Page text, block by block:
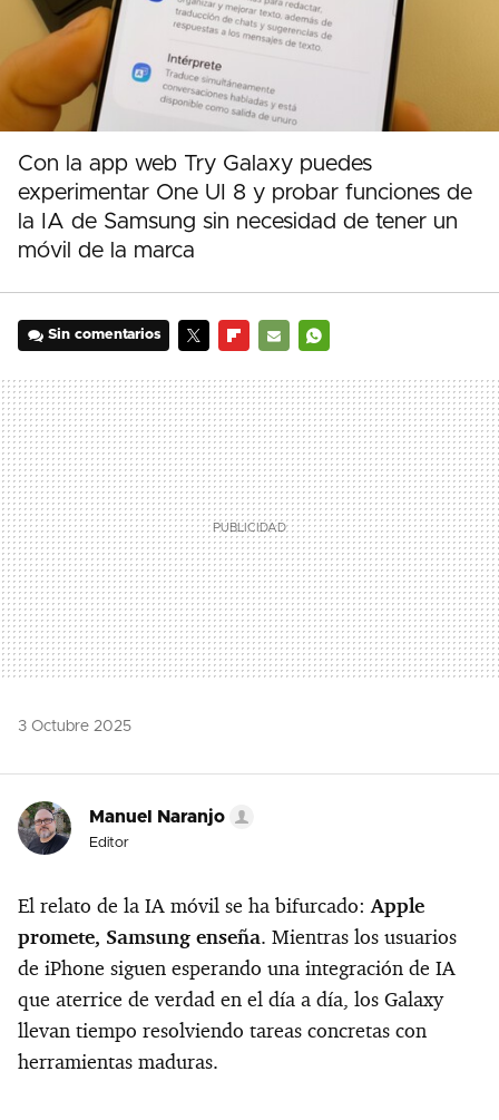
Con la app web Try Galaxy puedes
experimentar One UI 8 y probar funciones de
la IA de Samsung sin necesidad de tener un
móvil de la marca
Sin comentarios
MAIL
3 Octubre 2025
Manuel Naranjo
Editor
El relato de la IA móvil se ha bifurcado:Apple
promete, Samsung enseña. Mientras los usuarios
de iPhone siguen esperando una integración de IA
que aterrice de verdad en el día a día, los Galaxy
llevan tiempo resolviendo tareas concretas con
herramientas maduras.